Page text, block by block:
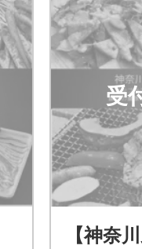
受
【神奈